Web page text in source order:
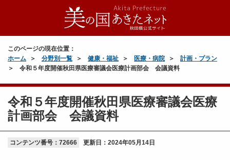
このページの現在位置：
ホーム
分野別一覧 健康・福祉 医療・病院
計画・プラン
令和５年度開催秋田県医療審議会医療計画部会 会議資料
令和５年度開催秋田県医療審議会医療
計画部会 会議資料
コンテンツ番号：72666 更新日： 2024年05月14日